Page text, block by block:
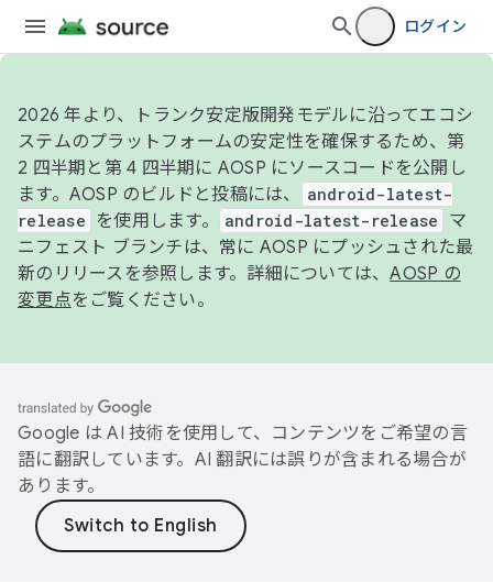
ログイン
2026 年より、トランク安定版開発モデルに沿ってエコシ
ステムのプラットフォームの安定性を確保するため、第
2 四半期と第 4 四半期に AOSP にソースコードを公開し
ます。AOSP のビルドと投稿には、
android-latest-
release
を使用します。 android-latest-release
マ
ニフェスト ブランチは、常に AOSP にプッシュされた最
新のリリースを参照します。詳細については、AOSP の
変更点をご覧ください。
Google は AI 技術を使用して、コンテンツをご希望の言
語に翻訳しています。AI 翻訳には誤りが含まれる場合が
あります。